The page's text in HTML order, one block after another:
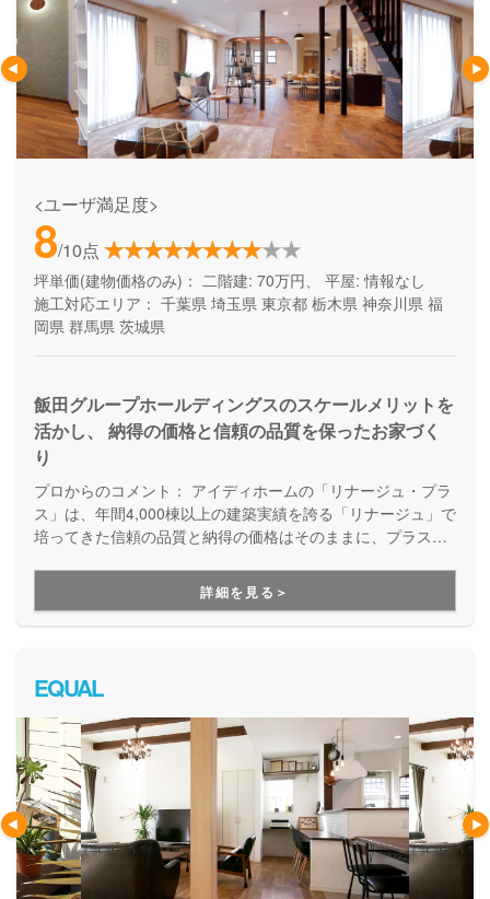
<ユーザ満足度>
8/10点
坪単価(建物価格のみ)： 二階建: 70万円、 平屋: 情報なし
施工対応エリア： 千葉県 埼玉県 東京都 栃木県 神奈川県 福
岡県 群馬県 茨城県
飯田グループホールディングスのスケールメリットを
活かし、 納得の価格と信頼の品質を保ったお家づく
り
プロからのコメント： アイディホームの「リナージュ・プラ
ス」は、年間4,000棟以上の建築実績を誇る「リナージュ」で
培ってきた信頼の品質と納得の価格はそのままに、プラスα
ることで、納得価格で世界にひとつの住まいが完成します。
詳細を見る＞
EQUAL